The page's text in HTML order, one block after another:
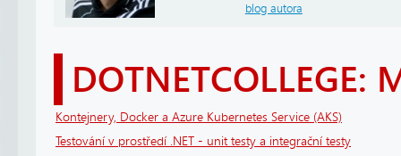
blog autora
DOTNETCOLLEGE:
Kontejnery, Docker a Azure Kubernetes Service (AKS)
Testování v prostředí .NET - unit testy a integrační testy